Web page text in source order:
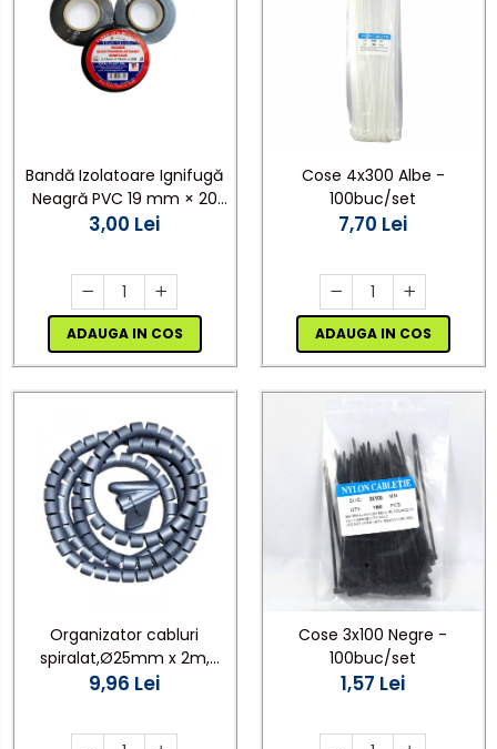
Bandă Izolatoare Ignifugă
Neagră PVC 19 mm × 20
m, 7 kV, 0,15 mm
3,00 Lei
ADAUGA IN COS
Cose 4x300 Albe -
100buc/set
7,70 Lei
ADAUGA IN COS
Organizator cabluri
spiralat,Ø25mm x 2m,
gri,protectie birou
9,96 Lei
Cose 3x100 Negre -
100buc/set
1,57 Lei